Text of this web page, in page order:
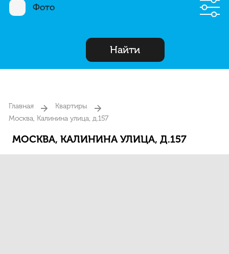
Фото
Найти
Главная
Квартиры
Москва, Калинина улица, д.157
МОСКВА, КАЛИНИНА УЛИЦА, Д.157